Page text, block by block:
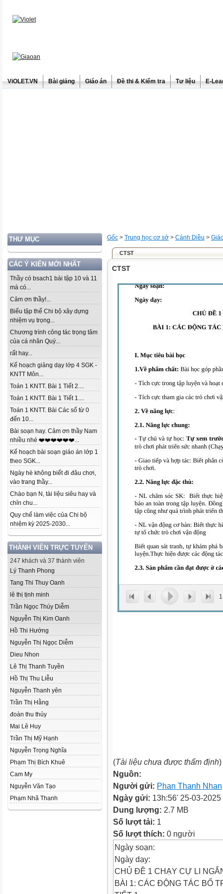
ViOLET.VN Bài giảng Giáo án Đề thi & Kiểm tra Tư liệu E-
THƯ MỤC
CÁC Ý KIẾN MỚI NHẤT
Thầy có bsach1 bài tập 10 và 11
mà có...
Cảm ơn thầy!...
Biểu tập thể Chi bộ xây dựng
nhiệm vụ trọng...
Chương trình công tác trọng tâm
của cá nhân Quý...
rất hay...
Kế hoạch giảng dạy lớp 4 SGK -
KNTT Môn...
Toán 1 KNTT. Bài 1 Tiết 2....
Toán 1 KNTT. Bài 1 Tiết 1....
Toán 1 KNTT. Bài Các số từ 0
đến 10...
Bài soạn hay. Cảm ơn thầy Nam
nhiều nhé ❤️❤️❤️❤️❤️❤️...
Kế hoạch bài soạn giáo án lớp 1
theo SGK...
Ngày hè không biết đi đâu chơi,
vào trang thầy...
Chào bạn N, tài liệu siêu hay và
chỉn chu...
Quy chế làm việc của Chi bộ
nhiệm kỳ 2025-2030...
THÀNH VIÊN TRỰC TUYẾN
247 khách và 37 thành viên
Lý Thanh Phong
Tang Thi Thuy Oanh
lê thị tịnh minh
Trần Ngọc Thúy Diễm
Nguyễn Thị Kim Oanh
Hồ Thi Hướng
Nguyễn Thị Ngọc Diễm
Dieu Nhon
Lê Thị Thanh Tuyền
Hồ Thị Thu Liễu
Nguyễn Thanh yên
Trần Thị Hằng
đoàn thu thủy
Mai Lê Huy
Trần Thị Mỹ Hạnh
Nguyễn Trọng Nghĩa
Phạm Thị Bích Khuê
Cam My
Nguyễn Văn Tạo
Phạm Nhã Thanh
Gốc > Trung học cơ sở > Cánh Diều >
CTST
CTST
1
(Tài liệu chưa được thẩm định)
Nguồn:
Người gửi: Phan Thanh Nhan
Ngày gửi: 13h:56' 25-03-2025
Dung lượng: 2.7 MB
Số lượt tải: 1
Số lượt thích: 0 người
Ngày soạn:
Ngày dạy:
CHỦ ĐỀ 1 CHẠY CỰ LI
BÀI 1: CÁC ĐỘNG TÁC BỔ